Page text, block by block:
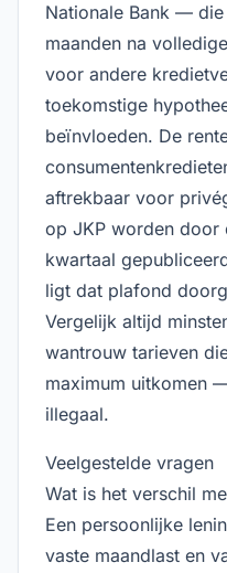
Nationale Bank —
maanden na
voor andere
toekomstige
beïnvloeden. De
aftrekbaar voor
op JKP worden door
kwartaal
ligt dat plafond
Vergelijk altijd
wantrouw tarieven
maximum uitkomen
illegaal.
Veelgestelde vragen
Wat is het verschil
Een persoonlijke
vaste maandlast en